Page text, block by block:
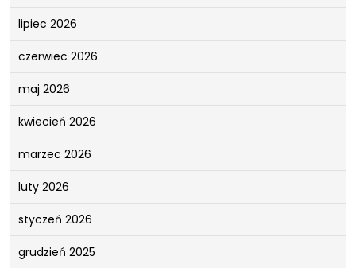
lipiec 2026
czerwiec 2026
maj 2026
kwiecień 2026
marzec 2026
luty 2026
styczeń 2026
grudzień 2025